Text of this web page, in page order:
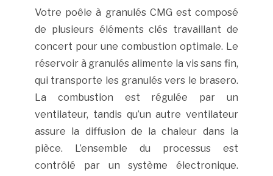
Votre poêle à granulés CMG est composé
de plusieurs éléments clés travaillant de
concert pour une combustion optimale. Le
réservoir à granulés alimente la vis sans fin,
qui transporte les granulés vers le brasero.
La combustion est régulée par un
ventilateur, tandis qu’un autre ventilateur
assure la diffusion de la chaleur dans la
pièce. L’ensemble du processus est
contrôlé par un système électronique.